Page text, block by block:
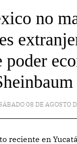
no
poder
08 DE AGOSTO